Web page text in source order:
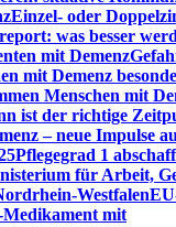
Einzel- oder
was besser
mit Demenz
mit Demenz
Menschen mit
ist der richtige
– neue Impulse
Pflegegrad 1
für Arbeit,
Westfalen
Medikament mit